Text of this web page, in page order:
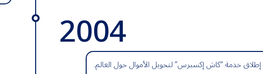
2004
إطلاق خدمة “كاش إكسبرس” لتحويل الأموال حول العالم.